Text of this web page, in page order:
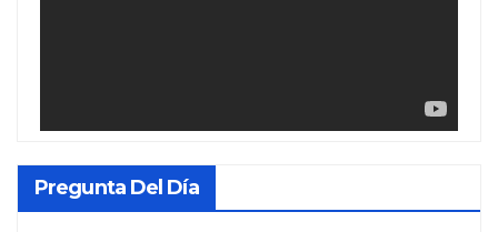
Pregunta Del Día